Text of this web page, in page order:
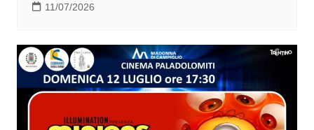
11/07/2026